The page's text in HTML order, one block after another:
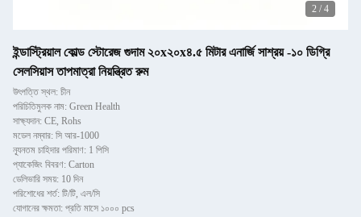
2 / 4
ইন্ডাস্ট্রিয়াল কোল্ড স্টোরেজ গুদাম ২০x২০x৪.৫ মিটার এনার্জি সাশ্রয় -১০ ডিগ্রি
সেলসিয়াস তাপমাত্রা নিয়ন্ত্রিত রুম
উৎপত্তি স্থল: চীন
পরিচিতিমুলক নাম: Green Health
সাক্ষ্যদান: CE, Rohs
মডেল নম্বার: সি আর-1000
ন্যূনতম চাহিদার পরিমাণ: 1 পিসি
প্যাকেজিং বিবরণ: Carton
ডেলিভারি সময়: 10 দিন
পরিশোধের শর্ত: টি/টি, এল/সি
যোগানের ক্ষমতা: প্রতি মাসে ১০০০ pcs